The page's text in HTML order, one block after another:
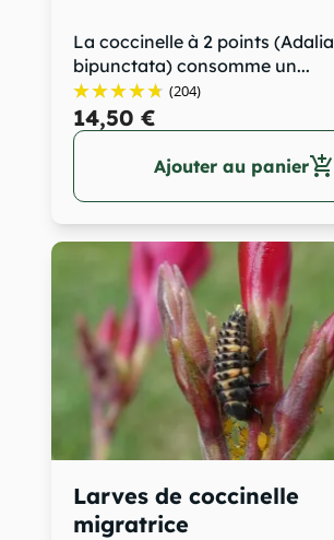
La coccinelle à 2 points (Adalia
bipunctata) consomme un...
(204)
14,50 €
Ajouter au panieradd_shopping_cart
Larves de coccinelle
migratrice